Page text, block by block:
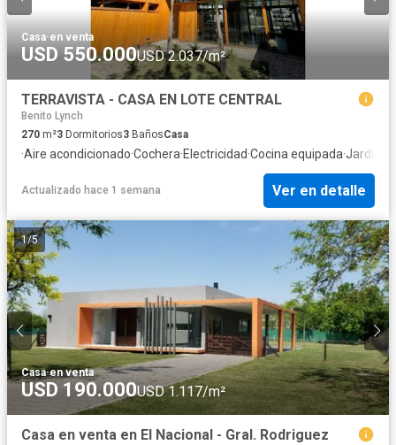
Casa·en venta
USD 550.000USD 2.037/m²
TERRAVISTA - CASA EN LOTE CENTRAL
Benito Lynch
270 m²3 Dormitorios3 BañosCasa
·Aire acondicionado·Cochera·Electricidad·Cocina equipada·Jardín
Actualizado hace 1 semana Ver en detalle
1/5
Casa·en venta
USD 190.000USD 1.117/m²
Casa en venta en El Nacional - Gral. Rodriguez